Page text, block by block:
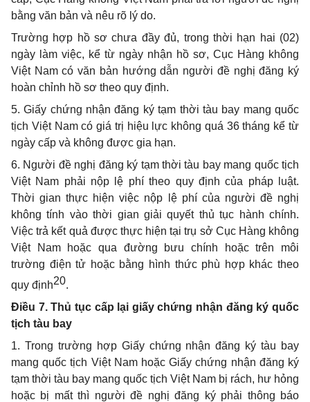
bằng văn bản và nêu rõ lý do.
Trường hợp hồ sơ chưa đầy đủ, trong thời hạn hai (02)
ngày làm việc, kể từ ngày nhận hồ sơ, Cục Hàng không
Việt Nam có văn bản hướng dẫn người đề nghị đăng ký
hoàn chỉnh hồ sơ theo quy định.
5. Giấy chứng nhận đăng ký tạm thời tàu bay mang quốc
tịch Việt Nam có giá trị hiệu lực không quá 36 tháng kể từ
ngày cấp và không được gia hạn.
6. Người đề nghị đăng ký tạm thời tàu bay mang quốc tịch
Việt Nam phải nộp lệ phí theo quy định của pháp luật.
Thời gian thực hiện việc nộp lệ phí của người đề nghị
không tính vào thời gian giải quyết thủ tục hành chính.
Việc trả kết quả được thực hiện tại trụ sở Cục Hàng không
Việt Nam hoặc qua đường bưu chính hoặc trên môi
trường điện tử hoặc bằng hình thức phù hợp khác theo
quy định20.
Điều 7. Thủ tục cấp lại giấy chứng nhận đăng ký quốc
tịch tàu bay
1. Trong trường hợp Giấy chứng nhận đăng ký tàu bay
mang quốc tịch Việt Nam hoặc Giấy chứng nhận đăng ký
tạm thời tàu bay mang quốc tịch Việt Nam bị rách, hư hỏng
hoặc bị mất thì người đề nghị đăng ký phải thông báo